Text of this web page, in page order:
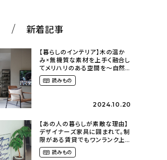
新着記事
【暮らしのインテリア】木の温か
み×無機質な素材を上手く融合し
てメリハリのある空間を〜自然
に囲まれて暮らす（ki_no_ieさ
ん） 読みもの
2024.10.20
【あの人の暮らしが素敵な理由】
デザイナーズ家具に囲まれて。制
限がある賃貸でもワンランク上
のお部屋に〜狭くても好きな暮
らしのこと（_____chika708さ
読みもの